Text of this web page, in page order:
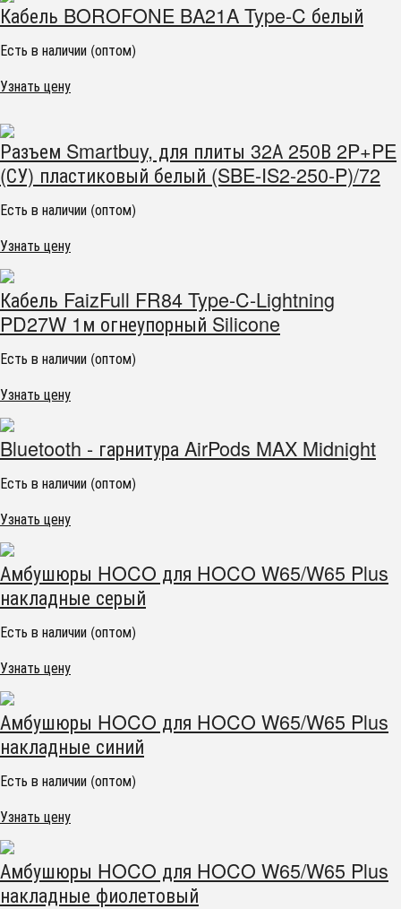
Кабель BOROFONE BA21A Type-C белый
Есть в наличии (оптом)
Узнать цену
Разъем Smartbuy, для плиты 32А 250В 2P+PE
(СУ) пластиковый белый (SBE-IS2-250-P)/72
Есть в наличии (оптом)
Узнать цену
Кабель FaizFull FR84 Type-C-Lightning
PD27W 1м огнеупорный Silicone
Есть в наличии (оптом)
Узнать цену
Bluetooth - гарнитура AirPods MAX Midnight
Есть в наличии (оптом)
Узнать цену
Амбушюры HOCO для HOCO W65/W65 Plus
накладные серый
Есть в наличии (оптом)
Узнать цену
Амбушюры HOCO для HOCO W65/W65 Plus
накладные синий
Есть в наличии (оптом)
Узнать цену
Амбушюры HOCO для HOCO W65/W65 Plus
накладные фиолетовый